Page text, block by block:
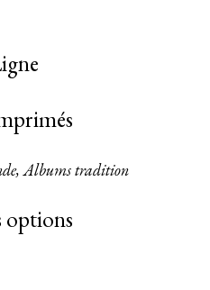
Albums tradition
options